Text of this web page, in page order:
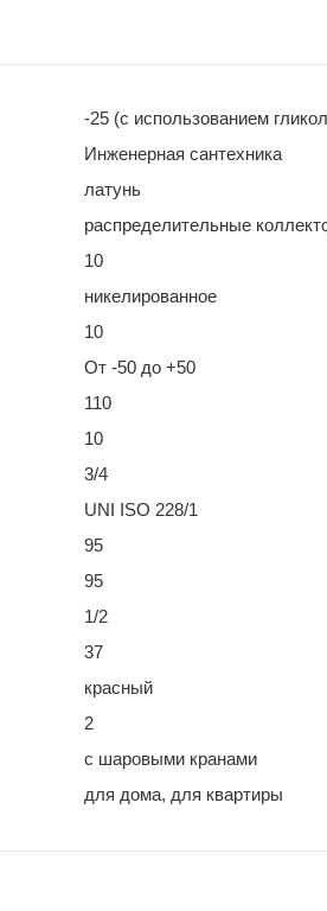
-25 (с использованием
Инженерная сантехника
латунь
распределительные
10
никелированное
10
От -50 до +50
110
10
3/4
UNI ISO 228/1
95
95
1/2
37
красный
2
с шаровыми кранами
для дома, для квартиры